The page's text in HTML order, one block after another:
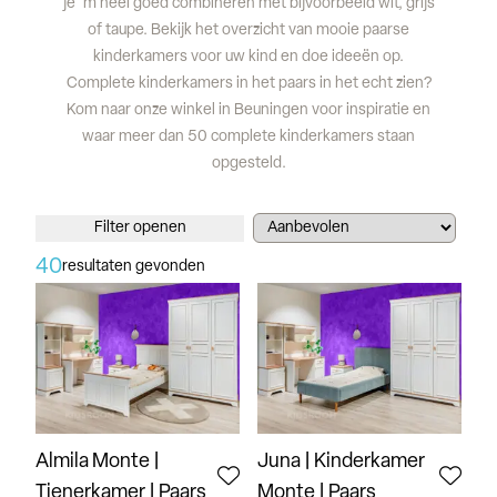
je 'm heel goed combineren met bijvoorbeeld wit, grijs
of taupe. Bekijk het overzicht van mooie paarse
kinderkamers voor uw kind en doe ideeën op.
Complete kinderkamers in het paars in het echt zien?
Kom naar onze winkel in Beuningen voor inspiratie en
waar meer dan 50 complete kinderkamers staan
opgesteld.
40resultaten gevonden
Filter openen
Almila Monte |
Juna | Kinderkamer